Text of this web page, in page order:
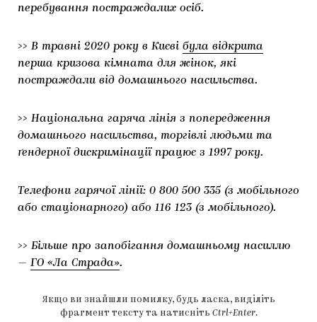
перебування постраждалих осіб.
>> В травні 2020 року в Києві була відкрита
перша кризова кімната для жінок, які
постраждали від домашнього насильства.
>> Національна гаряча лінія з попередження
домашнього насильства, торгівлі людьми та
ґендерної дискримінації працює з 1997 року.
Телефони гарячої лінії: 0 800 500 335 (з мобільного
або стаціонарного) або 116 123 (з мобільного).
>> Більше про запобігання домашньому насиллю
— ГО «Ла Страда».
Якщо ви знайшли помилку, будь ласка, виділіть
фрагмент тексту та натисніть Ctrl+Enter.